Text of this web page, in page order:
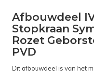
Afbouwdeel
Stopkraan
Rozet
PVD
Dit afbouwdeel is van het